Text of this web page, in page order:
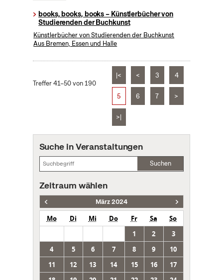
books, books, books – Künstlerbücher von
Studierenden der Buchkunst
Künstlerbücher von Studierenden der Buchkunst
Aus Bremen, Essen und Halle
Treffer 41–50 von 190
|< < 3 4
5 6 7 >
>|
Suche in Veranstaltungen
Suchen
Zeitraum wählen
März 2024
Mo Di Mi Do Fr Sa
So
1
2
3
4
5 6 7 8 9
10
11
12 13 14 15 16
17